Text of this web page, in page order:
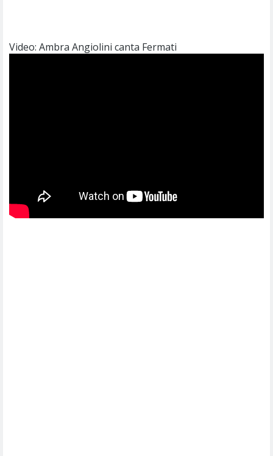
Video: Ambra Angiolini canta Fermati